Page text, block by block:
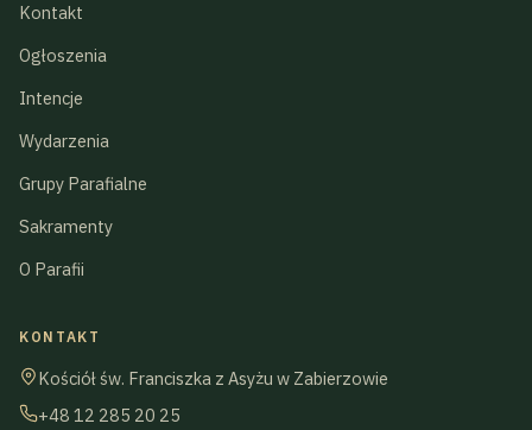
Kontakt
Ogłoszenia
Intencje
Wydarzenia
Grupy Parafialne
Sakramenty
O Parafii
KONTAKT
Kościół św. Franciszka z Asyżu w Zabierzowie
+48 12 285 20 25